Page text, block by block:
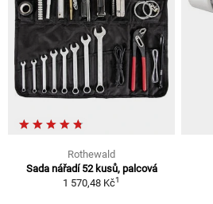
Rothewald
Sada nářadí 52 kusů, palcová
1 570,48 Kč1